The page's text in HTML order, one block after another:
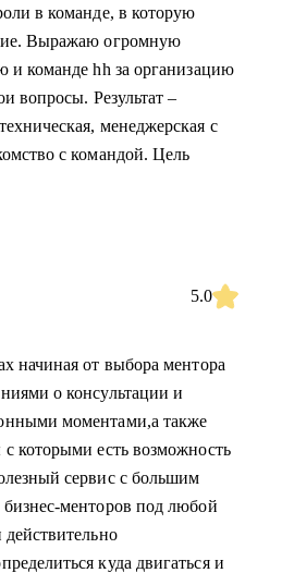
в команде, в которую
Выражаю огромную
и команде hh за организацию
вопросы. Результат –
менеджерская с
с командой. Цель
5.0
начиная от выбора ментора
о консультации и
моментами,а также
которыми есть возможность
сервис с большим
менторов под любой
действительно
куда двигаться и